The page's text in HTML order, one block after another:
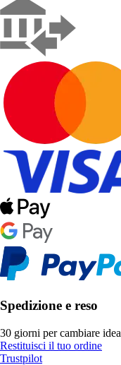
Spedizione e reso
30 giorni per cambiare idea
Restituisci il tuo ordine
Trustpilot